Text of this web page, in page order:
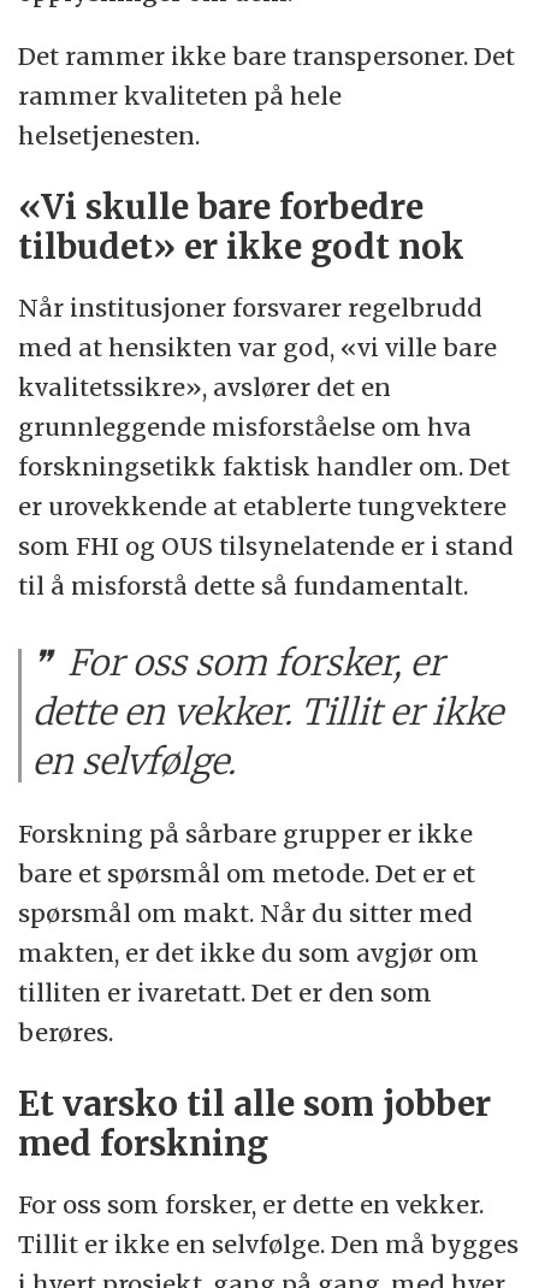
Det rammer ikke bare transpersoner. Det
rammer kvaliteten på hele
helsetjenesten.
«Vi skulle bare forbedre
tilbudet» er ikke godt nok
Når institusjoner forsvarer regelbrudd
med at hensikten var god, «vi ville bare
kvalitetssikre», avslører det en
grunnleggende misforståelse om hva
forskningsetikk faktisk handler om. Det
er urovekkende at etablerte tungvektere
som FHI og OUS tilsynelatende er i stand
til å misforstå dette så fundamentalt.
For oss som forsker, er
dette en vekker. Tillit er ikke
en selvfølge.
Forskning på sårbare grupper er ikke
bare et spørsmål om metode. Det er et
spørsmål om makt. Når du sitter med
makten, er det ikke du som avgjør om
tilliten er ivaretatt. Det er den som
berøres.
Et varsko til alle som jobber
med forskning
For oss som forsker, er dette en vekker.
Tillit er ikke en selvfølge. Den må bygges